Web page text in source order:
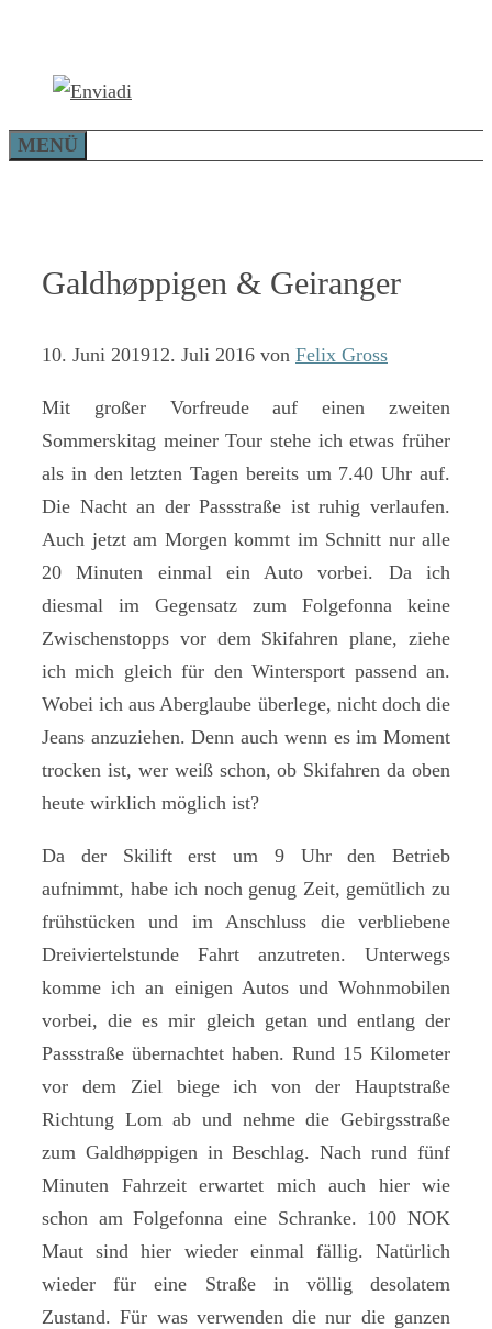
springen
MENÜ
Galdhøppigen & Geiranger
10. Juni 201912. Juli 2016 von Felix Gross
Mit großer Vorfreude auf einen zweiten
Sommerskitag meiner Tour stehe ich etwas früher
als in den letzten Tagen bereits um 7.40 Uhr auf.
Die Nacht an der Passstraße ist ruhig verlaufen.
Auch jetzt am Morgen kommt im Schnitt nur alle
20 Minuten einmal ein Auto vorbei. Da ich
diesmal im Gegensatz zum Folgefonna keine
Zwischenstopps vor dem Skifahren plane, ziehe
ich mich gleich für den Wintersport passend an.
Wobei ich aus Aberglaube überlege, nicht doch die
Jeans anzuziehen. Denn auch wenn es im Moment
trocken ist, wer weiß schon, ob Skifahren da oben
heute wirklich möglich ist?
Da der Skilift erst um 9 Uhr den Betrieb
aufnimmt, habe ich noch genug Zeit, gemütlich zu
frühstücken und im Anschluss die verbliebene
Dreiviertelstunde Fahrt anzutreten. Unterwegs
komme ich an einigen Autos und Wohnmobilen
vorbei, die es mir gleich getan und entlang der
Passstraße übernachtet haben. Rund 15 Kilometer
vor dem Ziel biege ich von der Hauptstraße
Richtung Lom ab und nehme die Gebirgsstraße
zum Galdhøppigen in Beschlag. Nach rund fünf
Minuten Fahrzeit erwartet mich auch hier wie
schon am Folgefonna eine Schranke. 100 NOK
Maut sind hier wieder einmal fällig. Natürlich
wieder für eine Straße in völlig desolatem
Zustand. Für was verwenden die nur die ganzen